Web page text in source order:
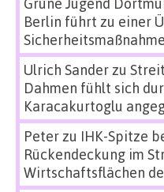
Berlin führt zu einer
Ulrich Sanderzu
Dahmen fühlt sich
Karacakurtoglu
Peterzu IHK-Spitze
Rückendeckung im
Wirtschaftsflächen